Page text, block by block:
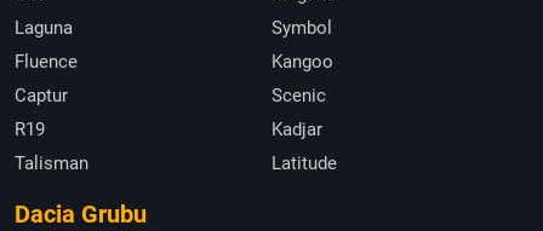
Laguna
Symbol
Fluence
Kangoo
Captur
Scenic
R19
Kadjar
Talisman
Latitude
Dacia Grubu